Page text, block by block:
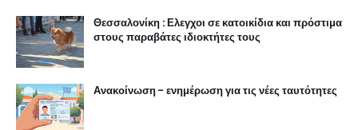
Θεσσαλονίκη : Ελεγχοι σε κατοικίδια και πρόστιμα
στους παραβάτες ιδιοκτήτες τους
Ανακοίνωση - ενημέρωση για τις νέες ταυτότητες